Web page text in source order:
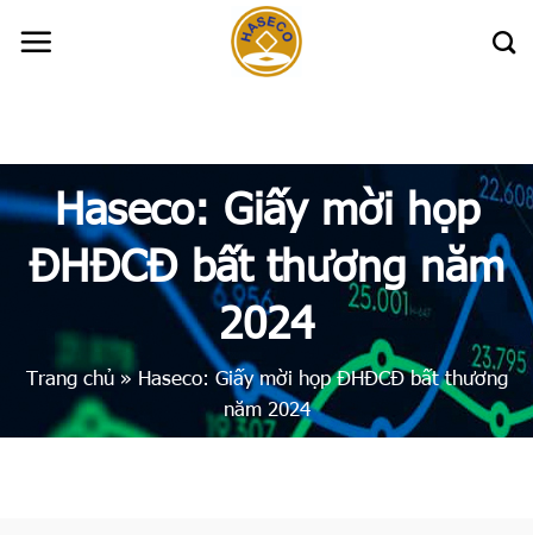
Haseco: Giấy mời họp
ĐHĐCĐ bất thương năm
2024
Trang chủ»Haseco: Giấy mời họp ĐHĐCĐ bất thương
năm 2024